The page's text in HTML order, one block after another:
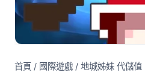
首頁 / 國際遊戲 / 地城姊妹 代儲值